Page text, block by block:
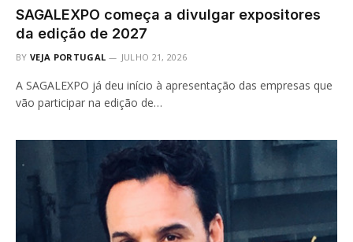
SAGALEXPO começa a divulgar expositores
da edição de 2027
BY VEJA PORTUGAL JULHO 21, 2026
A SAGALEXPO já deu início à apresentação das empresas que
vão participar na edição de…